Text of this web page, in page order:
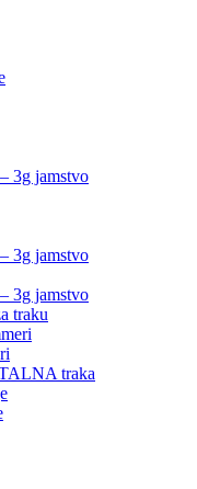
3g jamstvo
3g jamstvo
3g jamstvo
traku
traka